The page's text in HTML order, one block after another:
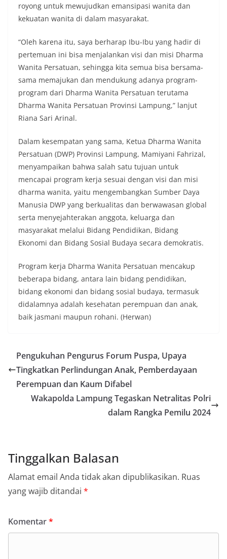
royong untuk mewujudkan emansipasi wanita dan
kekuatan wanita di dalam masyarakat.
“Oleh karena itu, saya berharap Ibu-Ibu yang hadir di
pertemuan ini bisa menjalankan visi dan misi Dharma
Wanita Persatuan, sehingga kita semua bisa bersama-
sama memajukan dan mendukung adanya program-
program dari Dharma Wanita Persatuan terutama
Dharma Wanita Persatuan Provinsi Lampung,” lanjut
Riana Sari Arinal.
Dalam kesempatan yang sama, Ketua Dharma Wanita
Persatuan (DWP) Provinsi Lampung, Mamiyani Fahrizal,
menyampaikan bahwa salah satu tujuan untuk
mencapai program kerja sesuai dengan visi dan misi
dharma wanita, yaitu mengembangkan Sumber Daya
Manusia DWP yang berkualitas dan berwawasan global
serta menyejahterakan anggota, keluarga dan
masyarakat melalui Bidang Pendidikan, Bidang
Ekonomi dan Bidang Sosial Budaya secara demokratis.
Program kerja Dharma Wanita Persatuan mencakup
beberapa bidang, antara lain bidang pendidikan,
bidang ekonomi dan bidang sosial budaya, termasuk
didalamnya adalah kesehatan perempuan dan anak,
baik jasmani maupun rohani. (Herwan)
Pengukuhan Pengurus Forum Puspa, Upaya
Tingkatkan Perlindungan Anak, Pemberdayaan
Perempuan dan Kaum Difabel
Wakapolda Lampung Tegaskan Netralitas Polri
dalam Rangka Pemilu 2024
Tinggalkan Balasan
Alamat email Anda tidak akan dipublikasikan. Ruas
yang wajib ditandai *
Komentar*